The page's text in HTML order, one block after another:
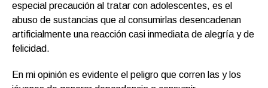
especial precaución al tratar con adolescentes, es el
abuso de sustancias que al consumirlas desencadenan
artificialmente una reacción casi inmediata de alegría y de
felicidad.
En mi opinión es evidente el peligro que corren las y los